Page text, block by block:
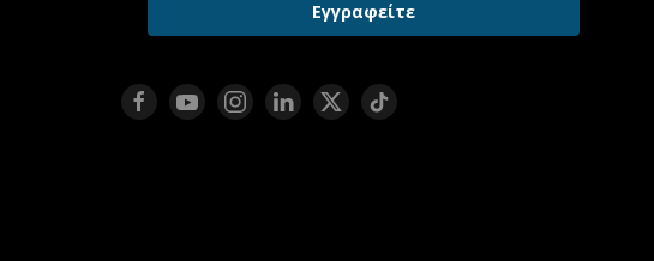
Εγγραφείτε